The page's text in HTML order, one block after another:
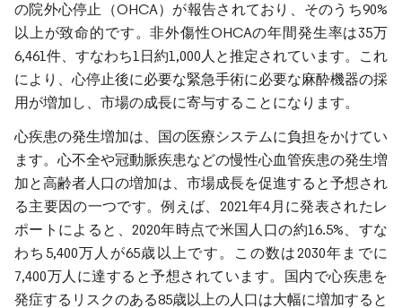
の院外心停止（OHCA）が報告されており、そのうち90%
以上が致命的です。非外傷性OHCAの年間発生率は35万
6,461件、すなわち1日約1,000人と推定されています。これ
により、心停止後に必要な緊急手術に必要な麻酔機器の採
用が増加し、市場の成長に寄与することになります。
心疾患の発生増加は、国の医療システムに負担をかけてい
ます。心不全や冠動脈疾患などの慢性心血管疾患の発生増
加と高齢者人口の増加は、市場成長を促進すると予想され
る主要因の一つです。例えば、2021年4月に発表されたレ
ポートによると、2020年時点で米国人口の約16.5%、すな
わち5,400万人が65歳以上です。この数は2030年までに
7,400万人に達すると予想されています。国内で心疾患を
発症するリスクのある85歳以上の人口は大幅に増加すると